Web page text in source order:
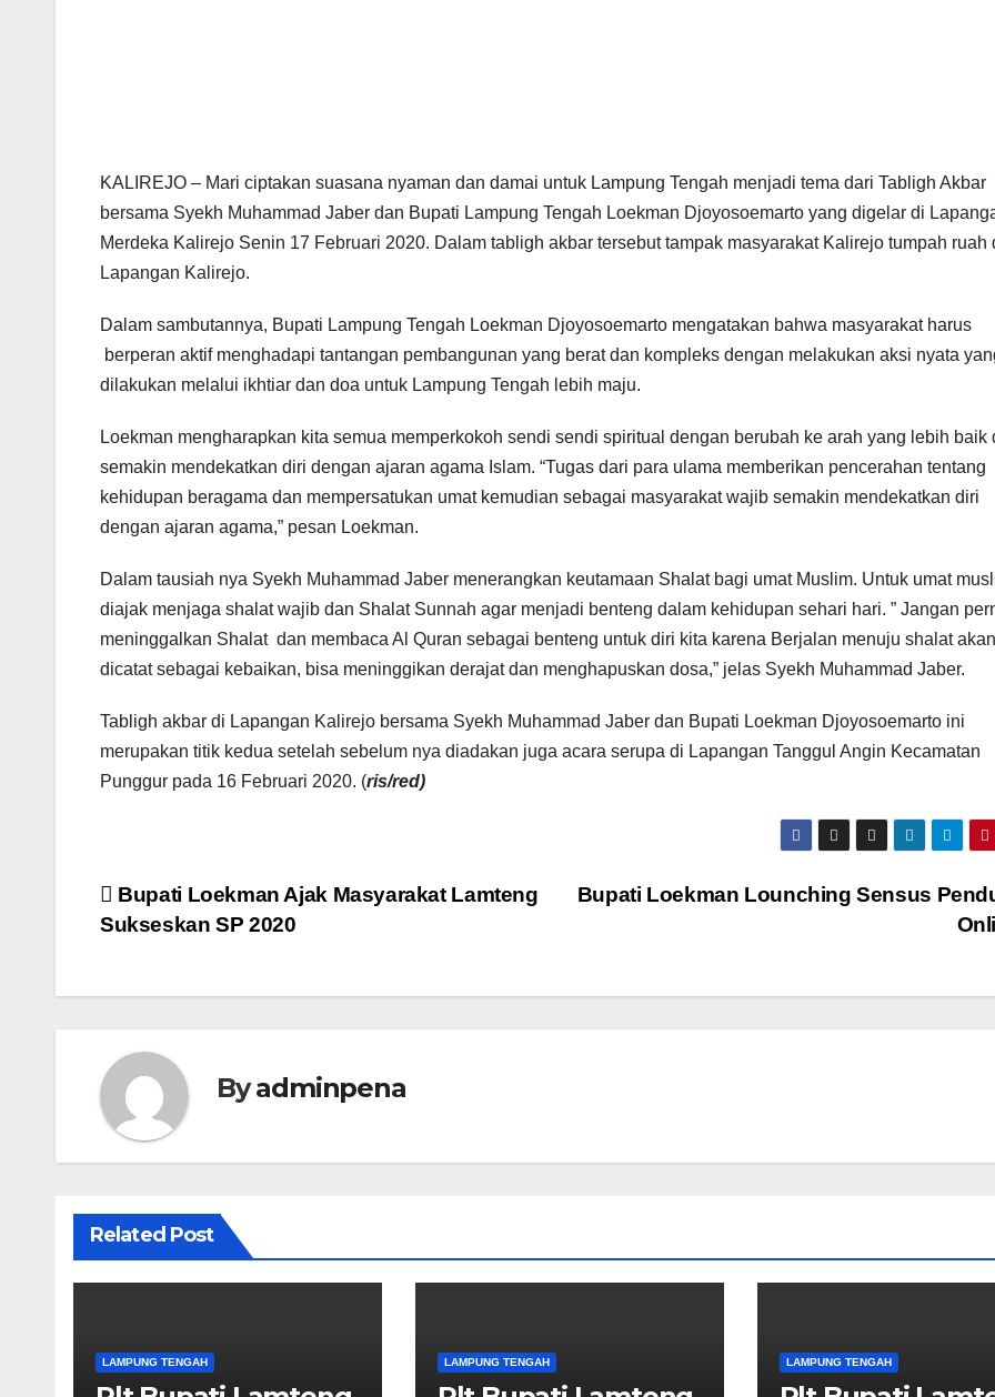
KALIREJO – Mari ciptakan suasana nyaman dan damai untuk Lampung Tengah menjadi tema dari Tabligh Akbar
bersama Syekh Muhammad Jaber dan Bupati Lampung Tengah Loekman Djoyosoemarto yang digelar di
Merdeka Kalirejo Senin 17 Februari 2020. Dalam tabligh akbar tersebut tampak masyarakat Kalirejo tumpah ruah
Lapangan Kalirejo.
Dalam sambutannya, Bupati Lampung Tengah Loekman Djoyosoemarto mengatakan bahwa masyarakat harus
berperan aktif menghadapi tantangan pembangunan yang berat dan kompleks dengan melakukan aksi nyata
dilakukan melalui ikhtiar dan doa untuk Lampung Tengah lebih maju.
Loekman mengharapkan kita semua memperkokoh sendi sendi spiritual dengan berubah ke arah yang lebih baik
semakin mendekatkan diri dengan ajaran agama Islam. “Tugas dari para ulama memberikan pencerahan tentang
kehidupan beragama dan mempersatukan umat kemudian sebagai masyarakat wajib semakin mendekatkan diri
dengan ajaran agama,” pesan Loekman.
Dalam tausiah nya Syekh Muhammad Jaber menerangkan keutamaan Shalat bagi umat Muslim. Untuk umat
diajak menjaga shalat wajib dan Shalat Sunnah agar menjadi benteng dalam kehidupan sehari hari. ” Jangan
meninggalkan Shalat dan membaca Al Quran sebagai benteng untuk diri kita karena Berjalan menuju shalat akan
dicatat sebagai kebaikan, bisa meninggikan derajat dan menghapuskan dosa,” jelas Syekh Muhammad Jaber.
Tabligh akbar di Lapangan Kalirejo bersama Syekh Muhammad Jaber dan Bupati Loekman Djoyosoemarto ini
merupakan titik kedua setelah sebelum nya diadakan juga acara serupa di Lapangan Tanggul Angin Kecamatan
Punggur pada 16 Februari 2020. (ris/red)
Navigasi
Bupati Loekman Lounching Sensus
Bupati Loekman Ajak Masyarakat Lamteng
Sukseskan SP 2020
Byadminpena
Related Post
LAMPUNG TENGAH LAMPUNG TENGAH LAMPUNG TENGAH